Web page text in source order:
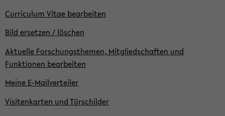
Curriculum Vitae bearbeiten
Bild ersetzen / löschen
Aktuelle Forschungsthemen, Mitgliedschaften und
Funktionen bearbeiten
Meine E-Mailverteiler
Visitenkarten und Türschilder